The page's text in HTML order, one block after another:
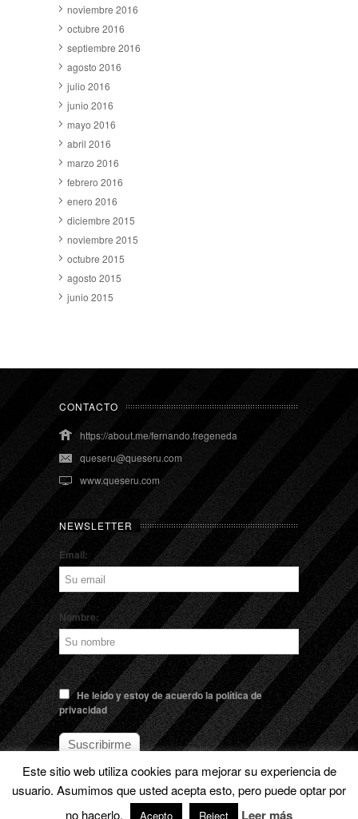
noviembre 2016
octubre 2016
septiembre 2016
agosto 2016
julio 2016
junio 2016
mayo 2016
abril 2016
marzo 2016
febrero 2016
enero 2016
diciembre 2015
noviembre 2015
octubre 2015
agosto 2015
junio 2015
CONTACTO
https://about.me/fernando.fregeneda
queseru@queseru.com
www.queseru.com
NEWSLETTER
Email:
Nombre:
He leído y estoy de acuerdo la política de
privacidad
© EL QUESERU. Cheese Man |Aviso legal
Este sitio web utiliza cookies para mejorar su experiencia de
usuario. Asumimos que usted acepta esto, pero puede optar por
no hacerlo.
Acepto Reject Leer más